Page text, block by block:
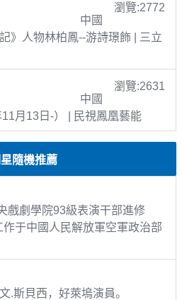
瀏覽:2772
中國
》人物林柏鳳--游詩璟飾 | 三立
瀏覽:2631
中國
月13日-） | 民視鳳凰藝能
隨機推薦
戲劇學院93級表演干部進修
于中國人民解放軍空軍政治部
.斯貝西，好萊塢演員。